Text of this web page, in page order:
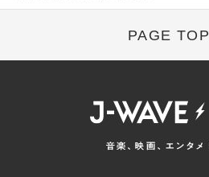
PAGE TOP